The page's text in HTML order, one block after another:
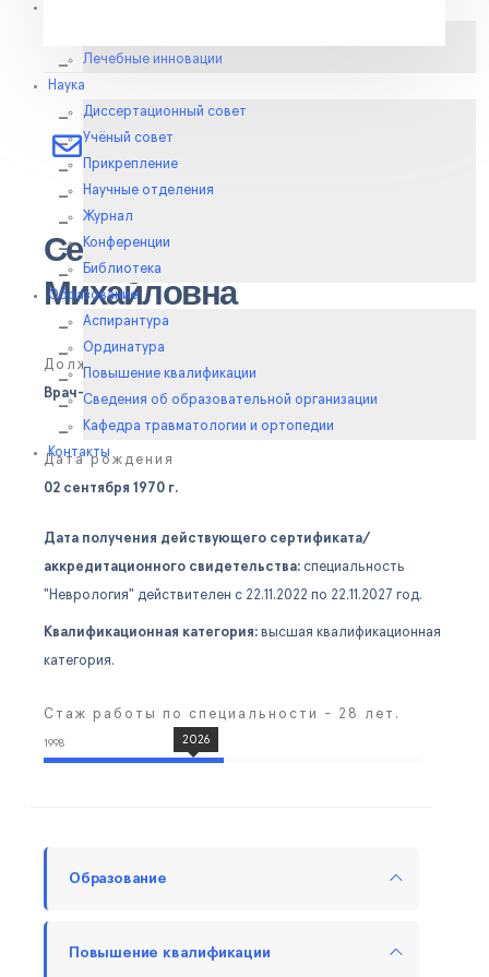
Лечебные инновации
Наука
Диссертационный совет
Учёный совет
Прикрепление
Научные отделения
Журнал
Конференции
Библиотека
Образование
Аспирантура
Ординатура
Повышение квалификации
Сведения об образовательной организации
Кафедра травматологии и ортопедии
Контакты
E-MAIL
nmserova@rniito.ru
Серова Наталья
Михайловна
Должность
Врач-невролог ( Отделение лечения позвоночника №6
Дата рождения
02 сентября 1970 г.
Дата получения действующего сертификата/
аккредитационного свидетельства: специальность
"Неврология" действителен c 22.11.2022 по 22.11.2027 год.
Квалификационная категория: высшая квалификационная
категория.
Стаж работы по специальности - 28 лет.
1998 2026
Образование
Повышение квалификации